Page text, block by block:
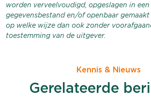
worden verveelvoudigd, opgeslagen in
gegevensbestand en/of openbaar
op welke wijze dan ook zonder
toestemming van de uitgever.
Kennis & Nieuws
Gerelateerde